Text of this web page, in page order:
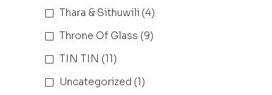
Thara & Sithuwili (4)
Throne Of Glass (9)
TIN TIN (11)
Uncategorized (1)